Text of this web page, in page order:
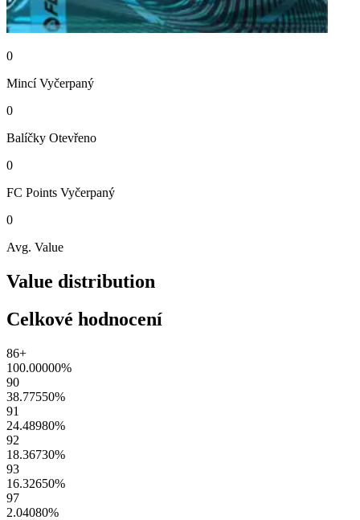
0
Mincí Vyčerpaný
0
Balíčky Otevřeno
0
FC Points Vyčerpaný
0
Avg. Value
Value distribution
Celkové hodnocení
86+
100.00000%
90
38.77550%
91
24.48980%
92
18.36730%
93
16.32650%
97
2.04080%